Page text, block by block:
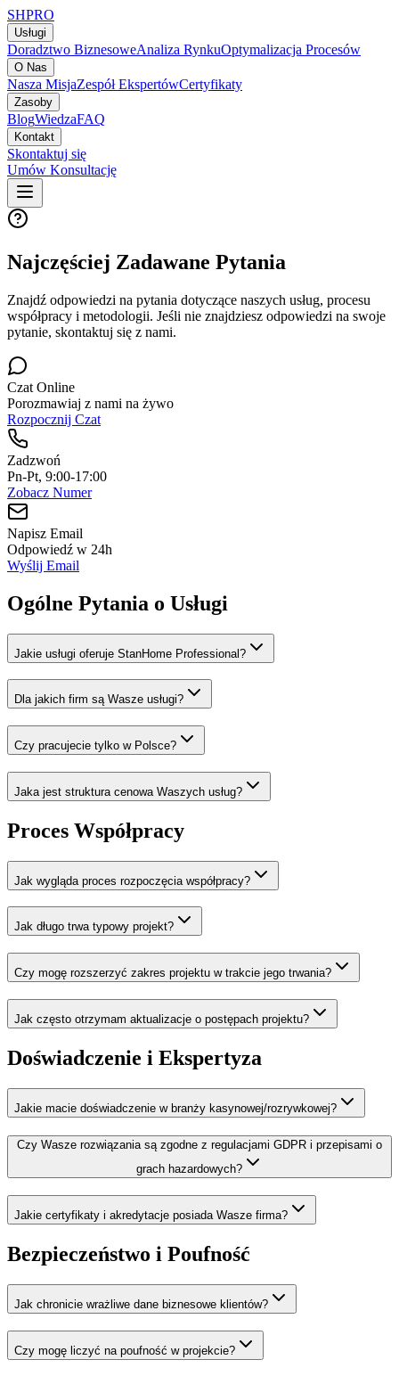
SHPRO
Usługi
Doradztwo BiznesoweAnaliza RynkuOptymalizacja Procesów
O Nas
Nasza MisjaZespół EkspertówCertyfikaty
Zasoby
BlogWiedzaFAQ
Kontakt
Skontaktuj się
Umów Konsultację
Najczęściej Zadawane Pytania
Znajdź odpowiedzi na pytania dotyczące naszych usług, procesu
współpracy i metodologii. Jeśli nie znajdziesz odpowiedzi na swoje
pytanie, skontaktuj się z nami.
Czat Online
Porozmawiaj z nami na żywo
Rozpocznij Czat
Zadzwoń
Pn-Pt, 9:00-17:00
Zobacz Numer
Napisz Email
Odpowiedź w 24h
Wyślij Email
Ogólne Pytania o Usługi
Jakie usługi oferuje StanHome Professional?
Dla jakich firm są Wasze usługi?
Czy pracujecie tylko w Polsce?
Jaka jest struktura cenowa Waszych usług?
Proces Współpracy
Jak wygląda proces rozpoczęcia współpracy?
Jak długo trwa typowy projekt?
Czy mogę rozszerzyć zakres projektu w trakcie jego trwania?
Jak często otrzymam aktualizacje o postępach projektu?
Doświadczenie i Ekspertyza
Jakie macie doświadczenie w branży kasynowej/rozrywkowej?
Czy Wasze rozwiązania są zgodne z regulacjami GDPR i przepisami o
grach hazardowych?
Jakie certyfikaty i akredytacje posiada Wasze firma?
Bezpieczeństwo i Poufność
Jak chronicie wrażliwe dane biznesowe klientów?
Czy mogę liczyć na poufność w projekcie?